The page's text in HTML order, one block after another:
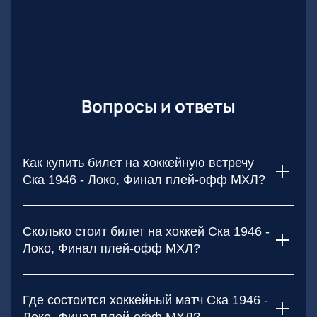
Вопросы и ответы
Как купить билет на хоккейную встречу
Ска 1946 - Локо, Финал плей-офф МХЛ?
Чтобы купить билет на игру Ска 1946 - Локо, Финал плей-
способ оплаты. После оплаты на указанный email будут
высланы билеты.
Сколько стоит билет на хоккей Ска 1946 -
Локо, Финал плей-офф МХЛ?
Цена билетов на игру Ска 1946 - Локо, Финал плей-офф
расположения мест на ледовой арене. Захватывающее
Где состоится хоккейный матч Ска 1946 -